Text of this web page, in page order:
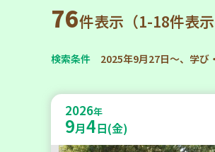
76件表示（1-18件表示
検索条件 2025年9月27日～、学び
2026年
9月4日(金)